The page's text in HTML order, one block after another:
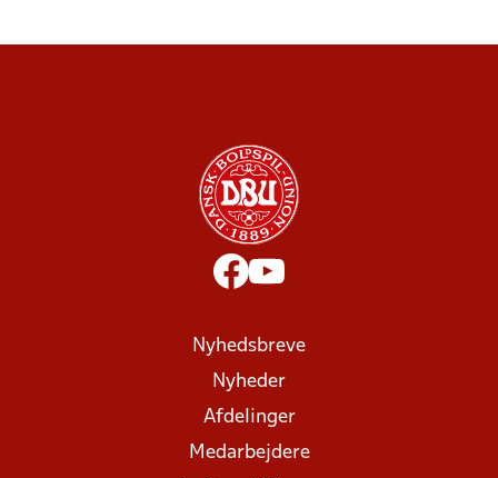
Nyhedsbreve
Nyheder
Afdelinger
Medarbejdere